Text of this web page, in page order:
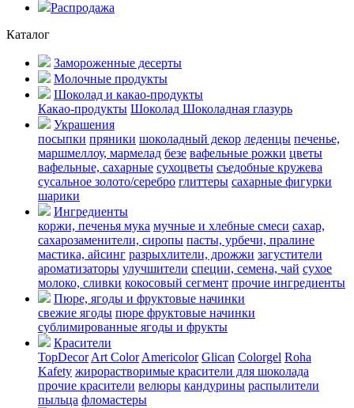
Распродажа
Каталог
Замороженные десерты
Молочные продукты
Шоколад и какао-продукты
Какао-продукты Шоколад Шоколадная глазурь
Украшения
посыпки пряники шоколадный декор леденцы печенье,
маршмеллоу, мармелад безе вафельные рожки цветы
вафельные, сахарные сухоцветы съедобные кружева
сусальное золото/серебро глиттеры сахарные фигурки
шарики
Ингредиенты
коржи, печенья мука мучные и хлебные смеси сахар,
сахарозаменители, сиропы пасты, урбечи, пралине
мастика, айсинг разрыхлители, дрожжи загустители
ароматизаторы улучшители специи, семена, чай сухое
молоко, сливки кокосовый сегмент прочие ингредиенты
Пюре, ягоды и фруктовые начинки
свежие ягоды пюре фруктовые начинки
сублимированные ягоды и фрукты
Красители
TopDecor Art Color Americolor Glican Colorgel Roha
Kafety жирорастворимые красители для шоколада
прочие красители велюры кандурины распылители
пыльца фломастеры